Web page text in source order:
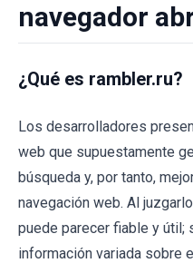
navegador
¿Qué es rambler.ru?
Los desarrolladores
web que supuestamente
búsqueda y, por tanto,
navegación web. Al
puede parecer fiable y útil;
información variada sobre